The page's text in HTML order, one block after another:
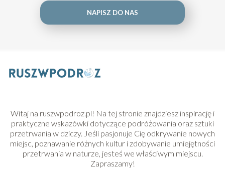
NAPISZ DO NAS
Witaj na ruszwpodroz.pl! Na tej stronie znajdziesz inspirację i
praktyczne wskazówki dotyczące podróżowania oraz sztuki
przetrwania w dziczy. Jeśli pasjonuje Cię odkrywanie nowych
miejsc, poznawanie różnych kultur i zdobywanie umiejętności
przetrwania w naturze, jesteś we właściwym miejscu.
Zapraszamy!